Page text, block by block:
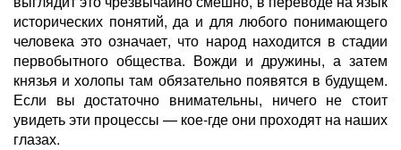
исторических понятий, да и для любого понимающего
человека это означает, что народ находится в стадии
первобытного общества. Вожди и дружины, а затем
князья и холопы там обязательно появятся в будущем.
Если вы достаточно внимательны, ничего не стоит
увидеть эти процессы — кое-где они проходят на наших
глазах.